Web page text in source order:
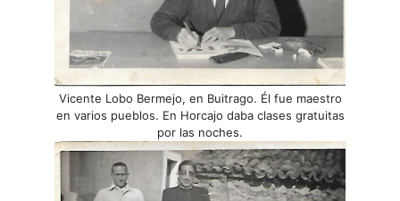
Vicente Lobo Bermejo, en Buitrago. Él fue maestro
en varios pueblos. En Horcajo daba clases gratuitas
por las noches.